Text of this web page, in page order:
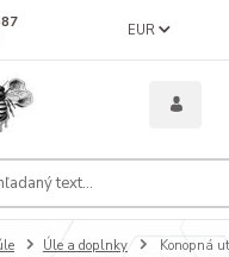
EUR
Úle a doplnky Konopná